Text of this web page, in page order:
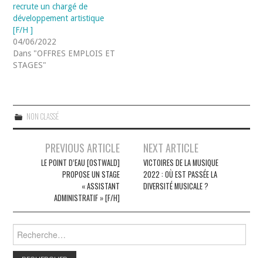
recrute un chargé de
développement artistique
[F/H ]
04/06/2022
Dans "OFFRES EMPLOIS ET
STAGES"
NON CLASSÉ
NavigationPREVIOUS ARTICLE
LE POINT D’EAU [OSTWALD]
PROPOSE UN STAGE
« ASSISTANT
ADMINISTRATIF » [F/H]
NEXT ARTICLE
VICTOIRES DE LA MUSIQUE
2022 : OÙ EST PASSÉE LA
DIVERSITÉ MUSICALE ?